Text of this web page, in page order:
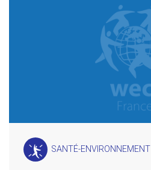
SANTÉ-ENVIRONNEMENT